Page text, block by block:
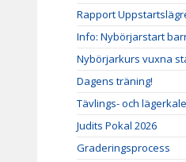
Rapport
Info: Nybörjarstart
Nybörjarkurs vuxna
Dagens träning!
Tävlings- och
Judits Pokal 2026
Graderingsprocess